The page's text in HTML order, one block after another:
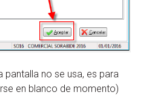
pantalla no se usa, es para
en blanco de momento)